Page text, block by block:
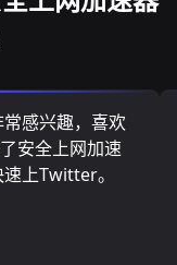
感兴趣，喜欢
安全上网加速
上Twitter。